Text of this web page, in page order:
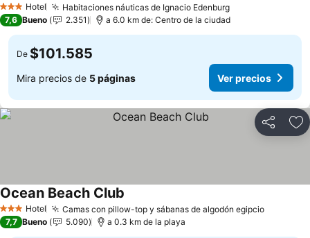
3 Estrellas
Hotel Habitaciones náuticas de Ignacio Edenburg
7,6 Bueno 2.351 a 6.0 km de: Centro de la ciudad
De $101.585
Mira precios de 5 páginas Ver precios
Compartir
3 Estrellas
Hotel Camas con pillow-top y sábanas de algodón egipcio
Ocean Beach Club
7,7 Bueno 5.090 a 0.3 km de la playa